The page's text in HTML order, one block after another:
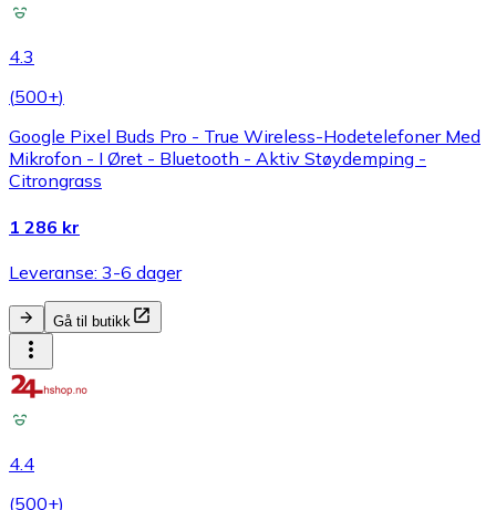
4.3
(500+)
Google Pixel Buds Pro - True Wireless-Hodetelefoner Med
Mikrofon - I Øret - Bluetooth - Aktiv Støydemping -
Citrongrass
1 286 kr
Leveranse: 3-6 dager
Gå til butikk
4.4
(500+)